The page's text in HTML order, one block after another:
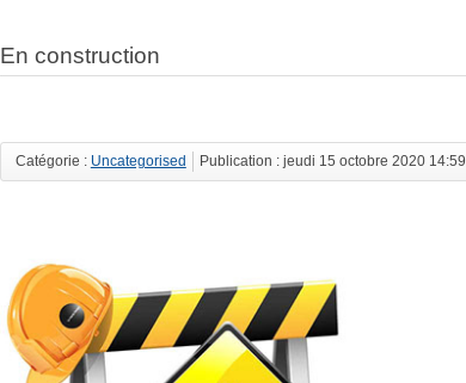
En construction
Catégorie : Uncategorised Publication : jeudi 15 octobre 2020 14:59